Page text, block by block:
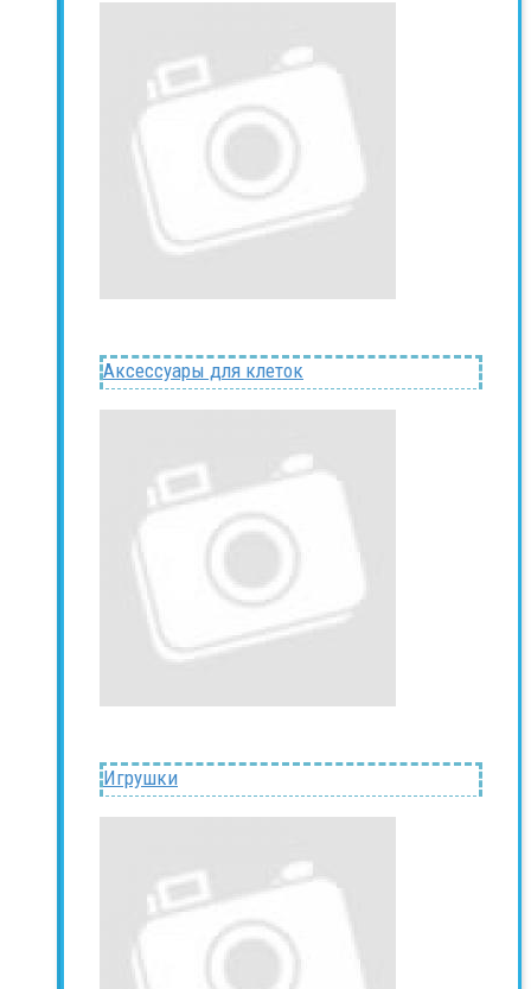
Аксессуары для клеток
Игрушки